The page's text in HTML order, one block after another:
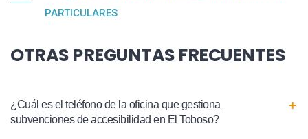
PARTICULARES
OTRAS PREGUNTAS FRECUENTES
¿Cuál es el teléfono de la oficina que gestiona
subvenciones de accesibilidad en El Toboso?